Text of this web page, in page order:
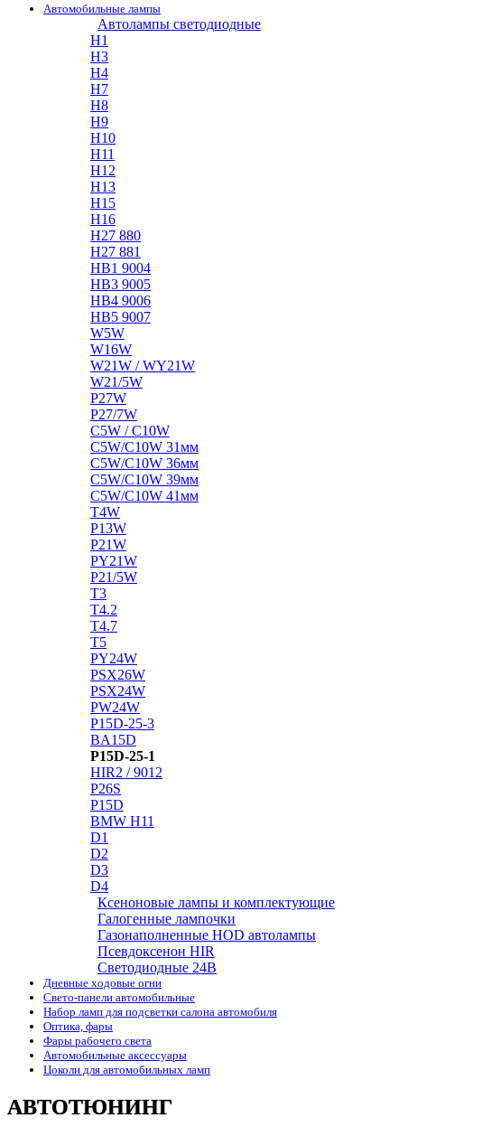
Автомобильные лампы
Автолампы светодиодные
H1
H3
H4
H7
H8
H9
H10
H11
H12
H13
H15
H16
H27 880
H27 881
HB1 9004
HB3 9005
HB4 9006
HB5 9007
W5W
W16W
W21W / WY21W
W21/5W
P27W
P27/7W
C5W / C10W
C5W/C10W 31мм
C5W/C10W 36мм
C5W/C10W 39мм
C5W/C10W 41мм
T4W
P13W
P21W
PY21W
P21/5W
T3
T4.2
T4.7
T5
PY24W
PSX26W
PSX24W
PW24W
P15D-25-3
BA15D
P15D-25-1
HIR2 / 9012
P26S
P15D
BMW H11
D1
D2
D3
D4
Ксеноновые лампы и комплектующие
Галогенные лампочки
Газонаполненные HOD автолампы
Псевдоксенон HIR
Cветодиодные 24B
Дневные ходовые огни
Свето-панели автомобильные
Набор ламп для подсветки салона автомобиля
Оптика, фары
Фары рабочего света
Автомобильные аксессуары
Цоколи для автомобильных ламп
АВТОТЮНИНГ